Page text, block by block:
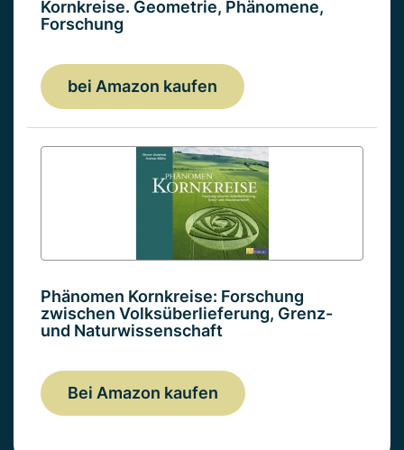
Kornkreise. Geometrie, Phänomene,
Forschung
bei Amazon kaufen
Phänomen Kornkreise: Forschung
zwischen Volksüberlieferung, Grenz-
und Naturwissenschaft
Bei Amazon kaufen